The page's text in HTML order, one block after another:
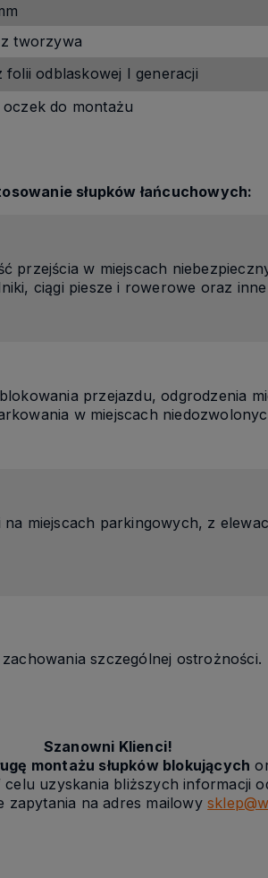
tworzywa
odblaskowej I generacji
do montażu
słupków łańcuchowych:
przejścia w miejscach
ciągi piesze i rowerowe oraz
przejazdu, odgrodzenia
w miejscach
miejscach parkingowych, z
szczególnej ostrożności.
Szanowni Klienci!
montażu słupków blokujących
uzyskania bliższych informacji
zapytania na adres mailowy